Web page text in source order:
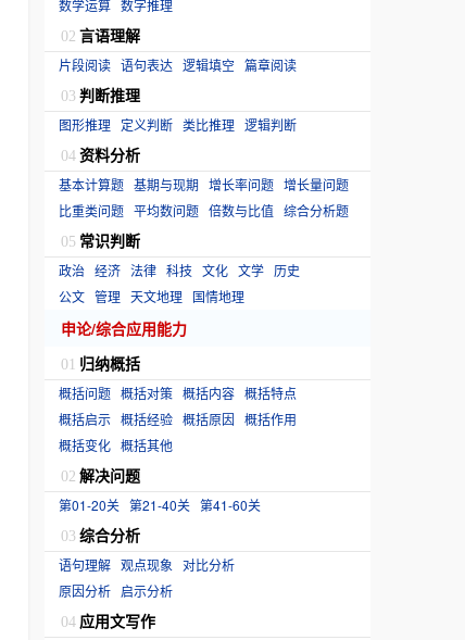
数学运算 数字推理
02 言语理解
片段阅读 语句表达 逻辑填空 篇章阅读
03 判断推理
图形推理 定义判断 类比推理 逻辑判断
04 资料分析
基本计算题 基期与现期 增长率问题 增长量问题
比重类问题 平均数问题 倍数与比值 综合分析题
05 常识判断
政治 经济 法律 科技 文化 文学 历史
公文 管理 天文地理 国情地理
申论/综合应用能力
01 归纳概括
概括问题 概括对策 概括内容 概括特点
概括启示 概括经验 概括原因 概括作用
概括变化 概括其他
02 解决问题
第01-20关 第21-40关 第41-60关
03 综合分析
语句理解 观点现象 对比分析
原因分析 启示分析
04 应用文写作